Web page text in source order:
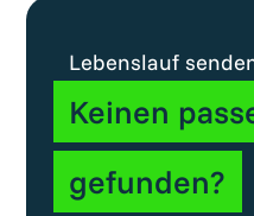
Lebenslauf
Keinen
gefunden?